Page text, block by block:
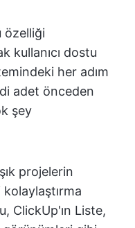
özelliği
kullanıcı dostu
her adım
adet önceden
şey
projelerin
ClickUp'ın Liste,